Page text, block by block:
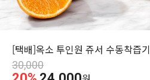
[택배]옥소 투인원 쥬서 수동착즙기
30,000